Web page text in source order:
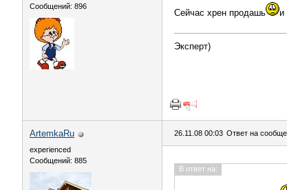
Сообщений: 896
Сейчас хрен продашь и
Эксперт)
ArtemkaRu
experienced
Сообщений: 885
26.11.08 00:03 Ответ на
В ответ на: